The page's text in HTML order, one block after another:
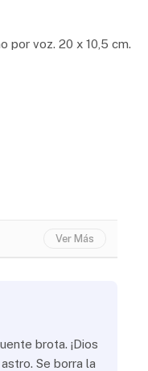
por voz. 20 x 10,5 cm.
Ver Más
brota. ¡Dios
Se borra la